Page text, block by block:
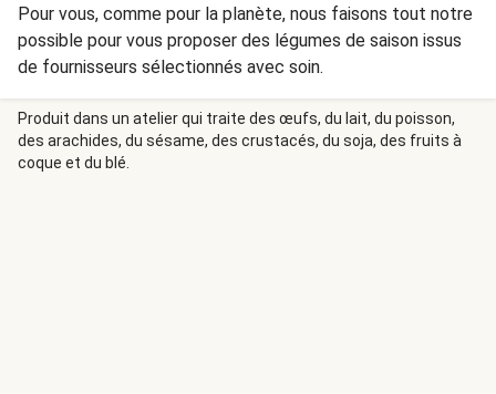
Pour vous, comme pour la planète, nous faisons tout notre
possible pour vous proposer des légumes de saison issus
de fournisseurs sélectionnés avec soin.
Produit dans un atelier qui traite des œufs, du lait, du poisson,
des arachides, du sésame, des crustacés, du soja, des fruits à
coque et du blé.